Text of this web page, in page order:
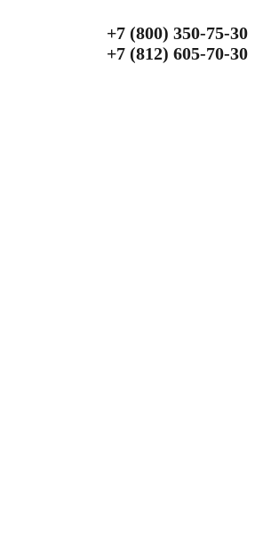
+7 (800) 350‑75‑30
+7 (812) 605‑70‑30